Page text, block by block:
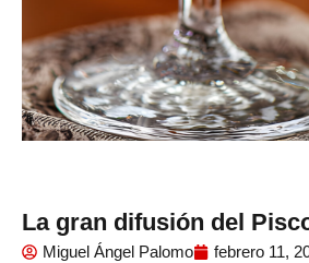
La gran difusión del
Miguel Ángel Palomo febrero 11,